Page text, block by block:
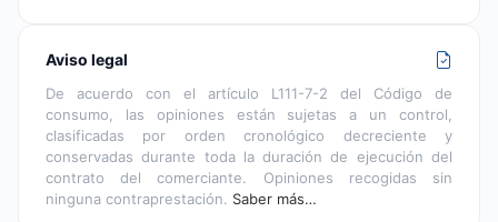
Aviso legal
De acuerdo con el artículo L111-7-2 del Código de
consumo, las opiniones están sujetas a un control,
clasificadas por orden cronológico decreciente y
conservadas durante toda la duración de ejecución del
contrato del comerciante. Opiniones recogidas sin
ninguna contraprestación. Saber más…